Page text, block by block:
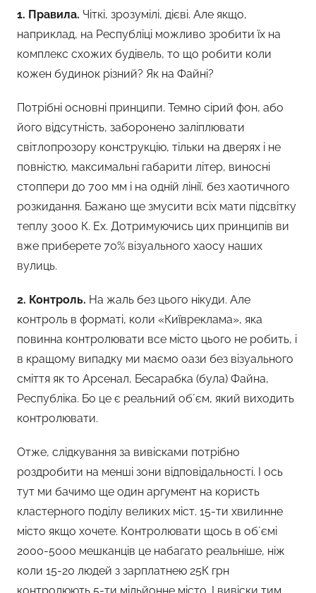
1. Правила. Чіткі, зрозумілі, дієві. Але якщо,
наприклад, на Республіці можливо зробити їх на
комплекс схожих будівель, то що робити коли
кожен будинок різний? Як на Файні?
Потрібні основні принципи. Темно сірий фон, або
його відсутність, заборонено заліплювати
світлопрозору конструкцію, тільки на дверях і не
повністю, максимальні габарити літер, виносні
стоппери до 700 мм і на одній лінії, без хаотичного
розкидання. Бажано ще змусити всіх мати підсвітку
теплу 3000 К. Ех. Дотримуючись цих принципів ви
вже приберете 70% візуального хаосу наших
вулиць.
2. Контроль. На жаль без цього нікуди. Але
контроль в форматі, коли «Київреклама», яка
повинна контролювати все місто цього не робить, і
в кращому випадку ми маємо оази без візуального
сміття як то Арсенал, Бесарабка (була) Файна,
Республіка. Бо це є реальний обʼєм, який виходить
контролювати.
Отже, слідкування за вивісками потрібно
роздробити на менші зони відповідальності. І ось
тут ми бачимо ще один аргумент на користь
кластерного поділу великих міст. 15-ти хвилинне
місто якщо хочете. Контролювати щось в обʼємі
2000-5000 мешканців це набагато реальніше, ніж
коли 15-20 людей з зарплатнею 25К грн